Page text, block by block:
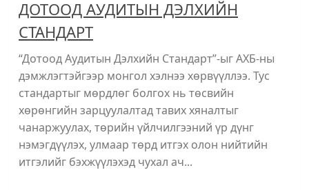
ДОТООД АУДИТЫН ДЭЛХИЙН
СТАНДАРТ
“Дотоод Аудитын Дэлхийн Стандарт”-ыг АХБ-ны
дэмжлэгтэйгээр монгол хэлнээ хөрвүүллээ. Тус
стандартыг мөрдлөг болгох нь төсвийн
хөрөнгийн зарцуулалтад тавих хяналтыг
чанаржуулах, төрийн үйлчилгээний үр дүнг
нэмэгдүүлэх, улмаар төрд итгэх олон нийтийн
итгэлийг бэхжүүлэхэд чухал ач...